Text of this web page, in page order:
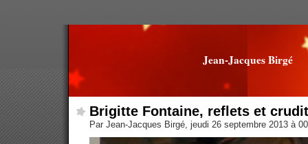
Jean-Jacques Birgé
Brigitte Fontaine, reflets et
Par Jean-Jacques Birgé, jeudi 26 septembre 2013 à